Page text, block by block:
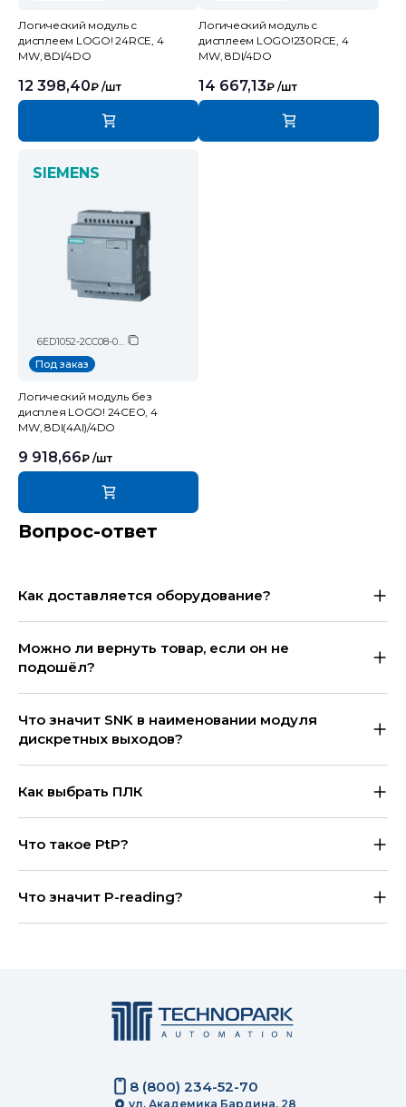
Логический модуль c
дисплеем LOGO! 24RCE, 4
MW, 8DI/4DO
12 398,40₽ /шт
Логический модуль c
дисплеем LOGO!230RCE, 4
MW, 8DI/4DO
14 667,13₽ /шт
SIEMENS
6ED1052-2CC08-0BA2
Под заказ
Логический модуль без
дисплея LOGO! 24CEO, 4
MW, 8DI(4AI)/4DO
9 918,66₽ /шт
Вопрос-ответ
Как доставляется оборудование?
Можно ли вернуть товар, если он не
подошёл?
Что значит SNK в наименовании модуля
дискретных выходов?
Как выбрать ПЛК
Что такое PtP?
Что значит P-reading?
8 (800) 234-52-70
ул. Академика Бардина, 28